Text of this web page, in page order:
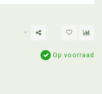
Op voorraad